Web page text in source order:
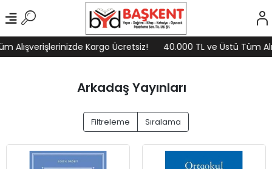
Alışverişlerinizde Kargo Ücretsiz! 40.000 TL ve Üstü Tüm
Arkadaş Yayınları
Filtreleme Sıralama